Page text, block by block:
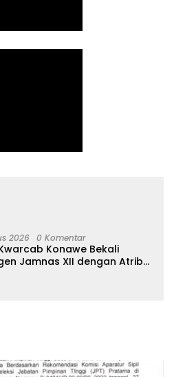
2026 0 Komentar
Konawe Bekali
Jamnas XII dengan Atribut